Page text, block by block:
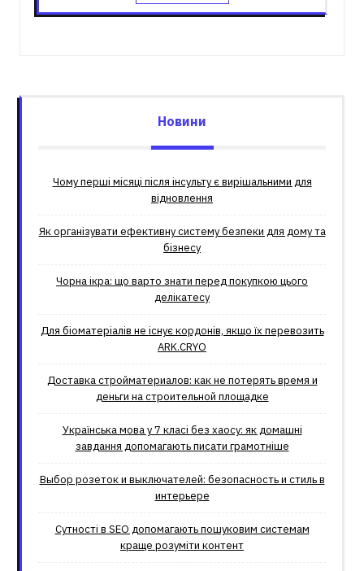
Новини
Чому перші місяці після інсульту є вирішальними для
відновлення
Як організувати ефективну систему безпеки для дому та
бізнесу
Чорна ікра: що варто знати перед покупкою цього
делікатесу
Для біоматеріалів не існує кордонів, якщо їх перевозить
ARK.CRYO
Доставка стройматериалов: как не потерять время и
деньги на строительной площадке
Українська мова у 7 класі без хаосу: як домашні
завдання допомагають писати грамотніше
Выбор розеток и выключателей: безопасность и стиль в
интерьере
Сутності в SEO допомагають пошуковим системам
краще розуміти контент